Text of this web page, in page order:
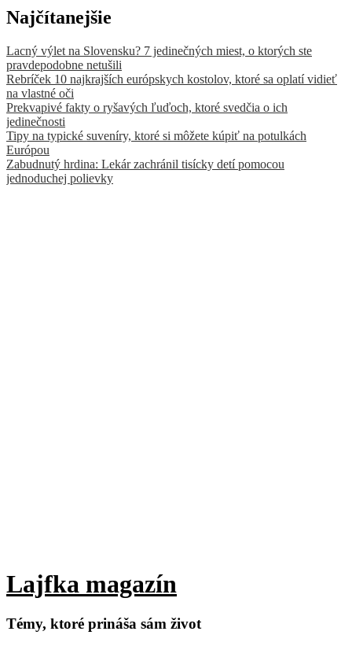
Najčítanejšie
Lacný výlet na Slovensku? 7 jedinečných miest, o ktorých ste
pravdepodobne netušili
Rebríček 10 najkrajších európskych kostolov, ktoré sa oplatí vidieť
na vlastné oči
Prekvapivé fakty o ryšavých ľuďoch, ktoré svedčia o ich
jedinečnosti
Tipy na typické suveníry, ktoré si môžete kúpiť na potulkách
Európou
Zabudnutý hrdina: Lekár zachránil tisícky detí pomocou
jednoduchej polievky
Lajfka magazín
Témy, ktoré prináša sám život